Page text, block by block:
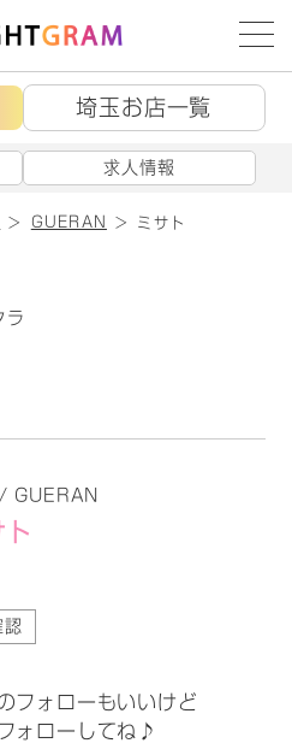
埼玉お店一覧
求人情報
GUERAN ミサト
ラ
GUERAN
ト
認
フォローもいいけど
ォローしてね♪